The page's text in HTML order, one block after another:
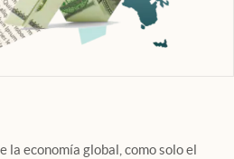
en nueva pestaña
la economía global, como solo el